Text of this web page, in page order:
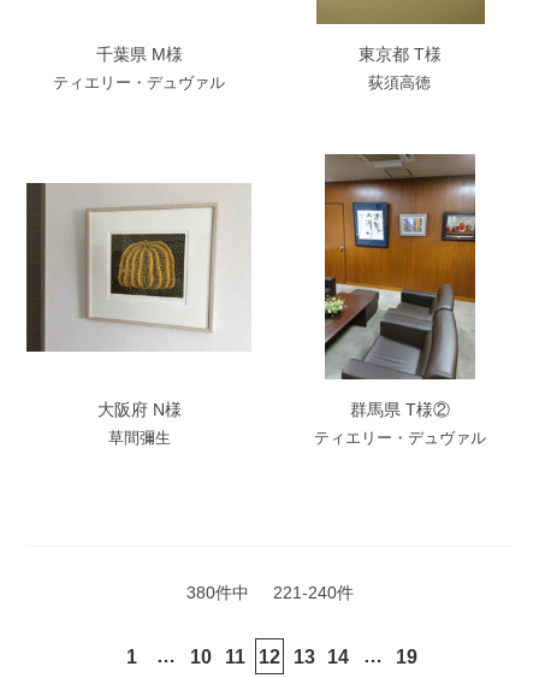
千葉県 M様
ティエリー・デュヴァル
東京都 T様
荻須高徳
大阪府 N様
草間彌生
群馬県 T様②
ティエリー・デュヴァル
380件中 221-240件
1 … 10 11 12 13 14 … 19